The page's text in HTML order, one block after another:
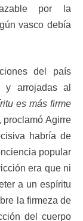
por la
vasco debía
del país
y arrojadas al
es más firme
proclamó Agirre
habría de
popular
era que ni
a un espíritu
la firmeza de
del cuerpo